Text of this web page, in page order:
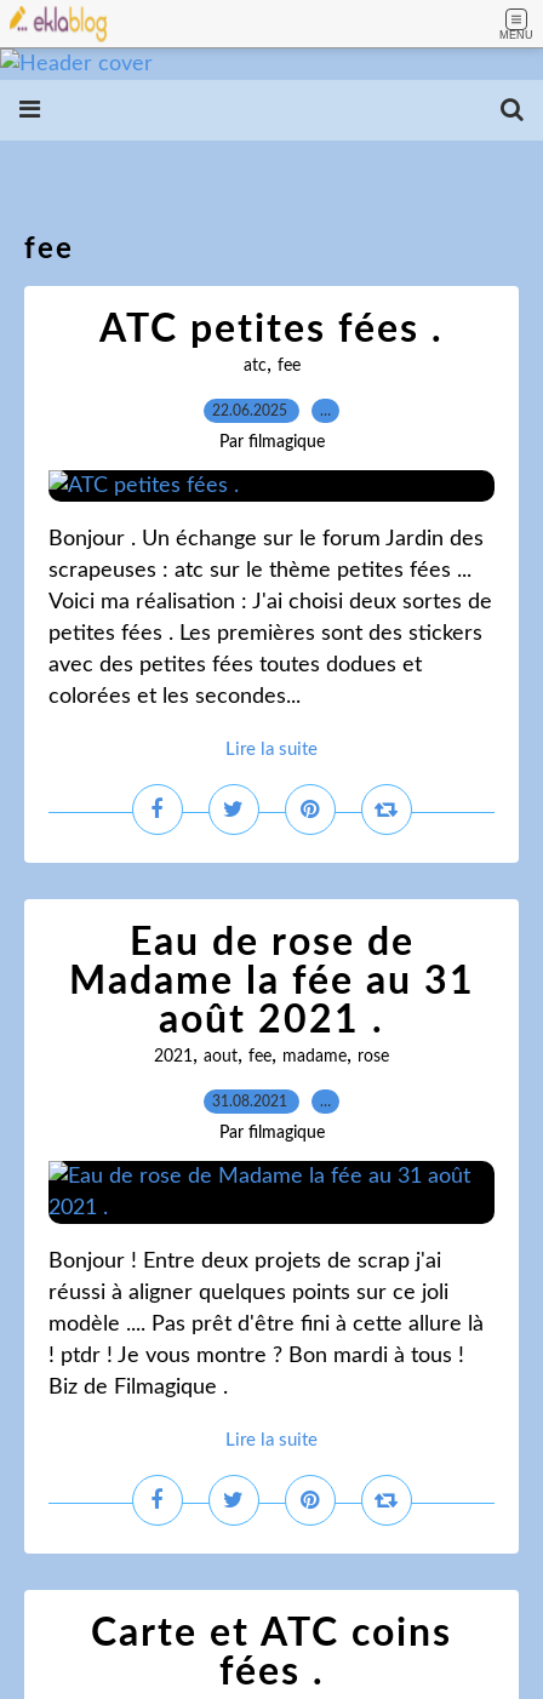
MENU
fee
ATC petites fées .
atc, fee
22.06.2025 …
Par filmagique
Bonjour . Un échange sur le forum Jardin des
scrapeuses : atc sur le thème petites fées ...
Voici ma réalisation : J'ai choisi deux sortes de
petites fées . Les premières sont des stickers
avec des petites fées toutes dodues et
colorées et les secondes...
Lire la suite
Eau de rose de
Madame la fée au 31
août 2021 .
2021, aout, fee, madame, rose
31.08.2021 …
Par filmagique
Bonjour ! Entre deux projets de scrap j'ai
réussi à aligner quelques points sur ce joli
modèle .... Pas prêt d'être fini à cette allure là
! ptdr ! Je vous montre ? Bon mardi à tous !
Biz de Filmagique .
Lire la suite
Carte et ATC coins
fées .